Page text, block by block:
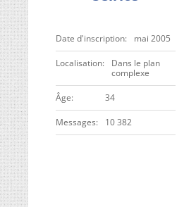
Date d'inscription mai 2005
Localisation
Dans le plan
complexe
ge 34
Messages 10 382